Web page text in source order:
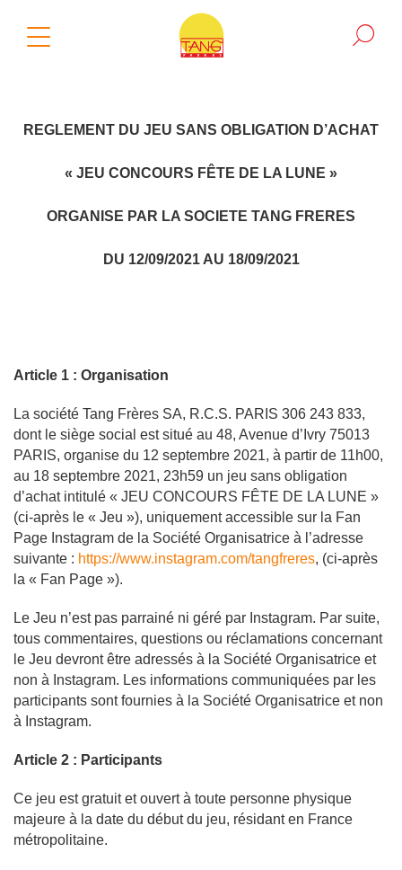
REGLEMENT DU JEU SANS OBLIGATION D’ACHAT
« JEU CONCOURS FÊTE DE LA LUNE »
ORGANISE PAR LA SOCIETE TANG FRERES
DU 12/09/2021 AU 18/09/2021
Article 1 : Organisation
La société Tang Frères SA, R.C.S. PARIS 306 243 833,
dont le siège social est situé au 48, Avenue d’Ivry 75013
PARIS, organise du 12 septembre 2021, à partir de 11h00,
au 18 septembre 2021, 23h59 un jeu sans obligation
d’achat intitulé « JEU CONCOURS FÊTE DE LA LUNE »
(ci-après le « Jeu »), uniquement accessible sur la Fan
Page Instagram de la Société Organisatrice à l’adresse
suivante : https://www.instagram.com/tangfreres, (ci-après
la « Fan Page »).
Le Jeu n’est pas parrainé ni géré par Instagram. Par suite,
tous commentaires, questions ou réclamations concernant
le Jeu devront être adressés à la Société Organisatrice et
non à Instagram. Les informations communiquées par les
participants sont fournies à la Société Organisatrice et non
à Instagram.
Article 2 : Participants
Ce jeu est gratuit et ouvert à toute personne physique
majeure à la date du début du jeu, résidant en France
métropolitaine.